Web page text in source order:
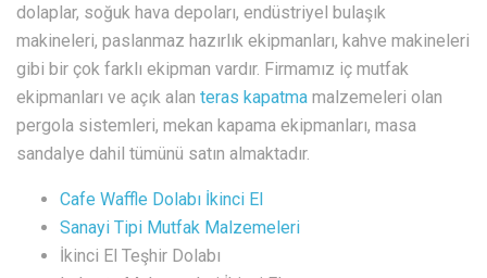
dolaplar, soğuk hava depoları, endüstriyel bulaşık
makineleri, paslanmaz hazırlık ekipmanları, kahve makineleri
gibi bir çok farklı ekipman vardır. Firmamız iç mutfak
ekipmanları ve açık alan teras kapatma malzemeleri olan
pergola sistemleri, mekan kapama ekipmanları, masa
sandalye dahil tümünü satın almaktadır.
Cafe Waffle Dolabı İkinci El
Sanayi Tipi Mutfak Malzemeleri
İkinci El Teşhir Dolabı